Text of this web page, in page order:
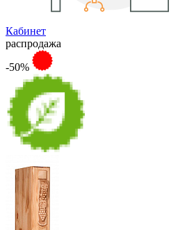
Кабинет
распродажа
-50%